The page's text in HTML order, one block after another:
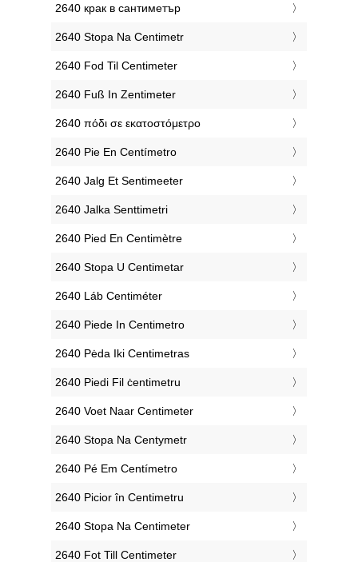
‎2640 крак в сантиметър
‎2640 Stopa Na Centimetr
‎2640 Fod Til Centimeter
‎2640 Fuß In Zentimeter
‎2640 πόδι σε εκατοστόμετρο
‎2640 Pie En Centímetro
‎2640 Jalg Et Sentimeeter
‎2640 Jalka Senttimetri
‎2640 Pied En Centimètre
‎2640 Stopa U Centimetar
‎2640 Láb Centiméter
‎2640 Piede In Centimetro
‎2640 Pėda Iki Centimetras
‎2640 Piedi Fil ċentimetru
‎2640 Voet Naar Centimeter
‎2640 Stopa Na Centymetr
‎2640 Pé Em Centímetro
‎2640 Picior în Centimetru
‎2640 Stopa Na Centimeter
‎2640 Fot Till Centimeter